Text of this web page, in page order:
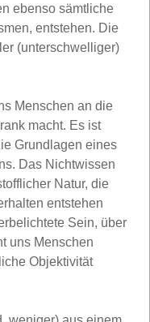
ebenso sämtliche
entstehen. Die
(unterschwelliger)
Menschen an die
macht. Es ist
Grundlagen eines
Das Nichtwissen
Natur, die
entstehen
Sein, über
uns Menschen
Objektivität